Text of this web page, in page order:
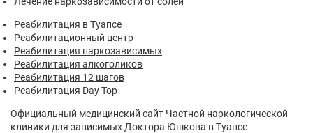
Реабилитация в Туапсе
Реабилитационный центр
Реабилитация наркозависимых
Реабилитация алкоголиков
Реабилитация 12 шагов
Реабилитация Day Top
Официальный медицинский сайт Частной наркологической
клиники для зависимых Доктора Юшкова в Туапсе